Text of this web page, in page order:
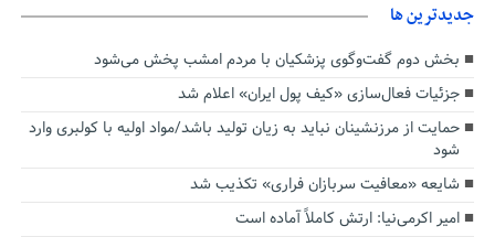
جديدترين ها
بخش دوم گفت‌وگوی پزشکیان با مردم امشب پخش می‌شود
جزئیات فعال‌سازی «کیف پول ایران» اعلام شد
حمایت از مرزنشینان نباید به زیان تولید باشد/مواد اولیه با کولبری وارد
شود
شایعه «معافیت سربازان فراری» تکذیب شد
امیر اکرمی‌نیا: ارتش کاملاً آماده است